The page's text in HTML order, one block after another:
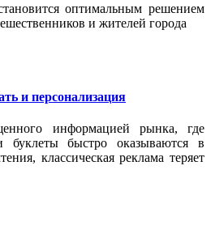
оптимальным решением
и жителей города
и персонализация
информацией рынка, где
буклеты быстро оказываются в
классическая реклама теряет